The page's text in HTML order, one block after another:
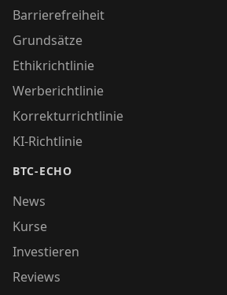
Barrierefreiheit
Grundsätze
Ethikrichtlinie
Werberichtlinie
Korrekturrichtlinie
KI-Richtlinie
BTC-ECHO
News
Kurse
Investieren
Reviews